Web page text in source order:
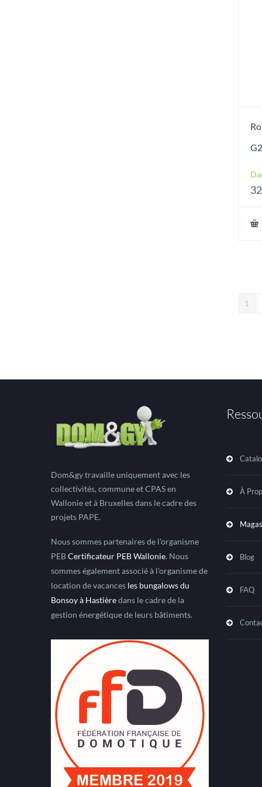
1
Dom&gy travaille uniquement avec les
collectivités, commune et CPAS en
Wallonie et à Bruxelles dans le cadre des
projets PAPE.
Nous sommes partenaires de l'organisme
PEBCertificateur PEB Wallonie. Nous
sommes également associé à l'organisme de
location de vacances les bungalows du
Bonsoy à Hastièredans le cadre de la
gestion énergétique de leurs bâtiments.
À
Blog
FAQ